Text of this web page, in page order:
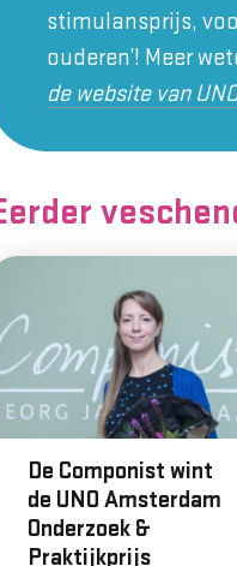
stimulansprijs,
ouderen’! Meer
de website van
De Componist wint
de UNO Amsterdam
Onderzoek &
Praktijkprijs